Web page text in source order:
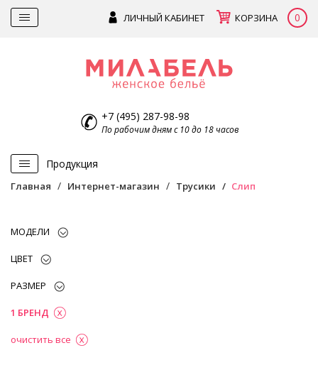
ЛИЧНЫЙ КАБИНЕТ КОРЗИНА 0
+7 (495) 287-98-98
По рабочим дням с 10 до 18 часов
Продукция
Главная Интернет-магазин Трусики Слип
МОДЕЛИ
ЦВЕТ
РАЗМЕР
1 БРЕНД
очистить все